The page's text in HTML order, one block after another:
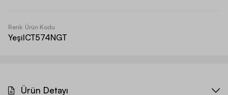
Renk
Yeşil
Ürün Kodu
CT574NGT
Ürün Detayı